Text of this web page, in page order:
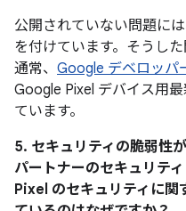
公開されていない問題に
を付けています。そうし
通常、 Google デベロッパ
Google Pixel デバイス用
ています。
5. セキュリティの脆弱性
パートナーのセキュリテ
Pixel のセキュリティに関